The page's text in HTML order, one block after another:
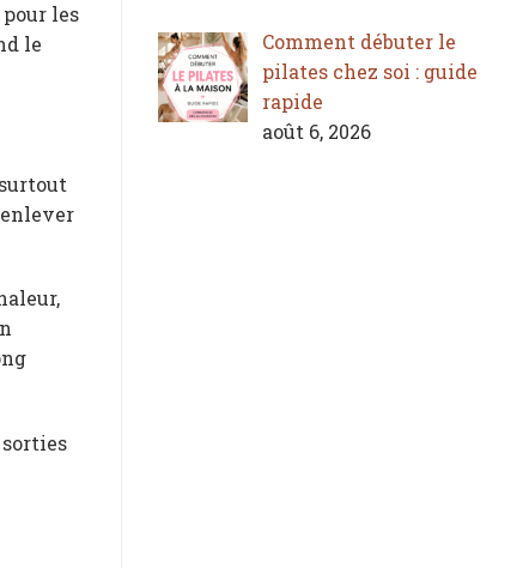
les
le
Comment débuter le
pilates chez soi : guide
rapide
août 6, 2026